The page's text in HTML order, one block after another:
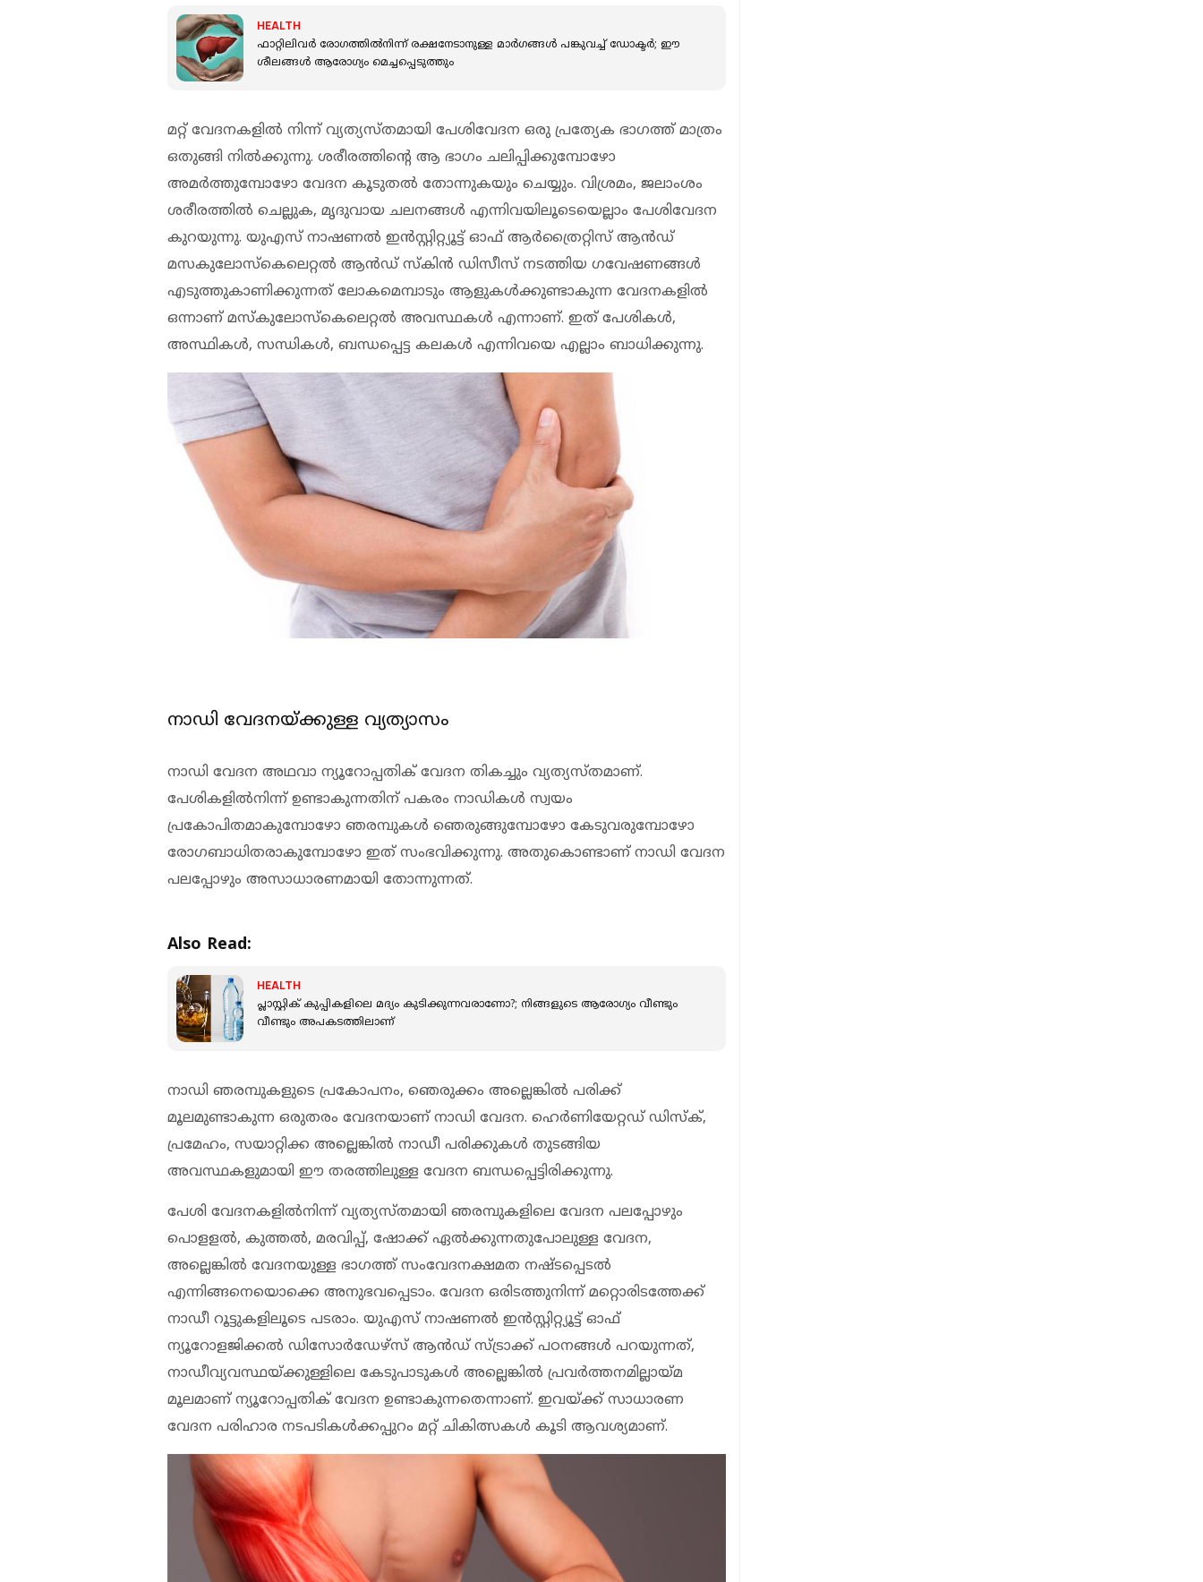
HEALTH
ഫാറ്റിലിവർ രോഗത്തിൽനിന്ന് രക്ഷനേടാനുള്ള മാർഗങ്ങൾ പങ്കുവച്ച് ഡോക്ടർ; ഈ
ശീലങ്ങൾ ആരോഗ്യം മെച്ചപ്പെടുത്തും
മറ്റ് വേദനകളില്‍ നിന്ന് വ്യത്യസ്തമായി പേശിവേദന ഒരു പ്രത്യേക ഭാഗത്ത് മാത്രം
ഒതുങ്ങി നില്‍ക്കുന്നു. ശരീരത്തിന്റെ ആ ഭാഗം ചലിപ്പിക്കുമ്പോഴോ
അമര്‍ത്തുമ്പോഴോ വേദന കൂടുതല്‍ തോന്നുകയും ചെയ്യും. വിശ്രമം, ജലാംശം
ശരീരത്തില്‍ ചെല്ലുക, മൃദുവായ ചലനങ്ങള്‍ എന്നിവയിലൂടെയെല്ലാം പേശിവേദന
കുറയുന്നു. യുഎസ് നാഷണല്‍ ഇന്‍സ്റ്റിറ്റ്യൂട്ട് ഓഫ് ആര്‍ത്രൈറ്റിസ് ആന്‍ഡ്
മസകുലോസ്‌കെലെറ്റല്‍ ആന്‍ഡ് സ്‌കിന്‍ ഡിസീസ് നടത്തിയ ഗവേഷണങ്ങള്‍
എടുത്തുകാണിക്കുന്നത് ലോകമെമ്പാടും ആളുകള്‍ക്കുണ്ടാകുന്ന വേദനകളില്‍
ഒന്നാണ് മസ്‌കുലോസ്‌കെലെറ്റല്‍ അവസ്ഥകള്‍ എന്നാണ്. ഇത് പേശികള്‍,
അസ്ഥികള്‍, സന്ധികള്‍, ബന്ധപ്പെട്ട കലകള്‍ എന്നിവയെ എല്ലാം ബാധിക്കുന്നു.
നാഡി വേദനയ്ക്കുള്ള വ്യത്യാസം
നാഡി വേദന അഥവാ ന്യൂറോപ്പതിക് വേദന തികച്ചും വ്യത്യസ്തമാണ്.
പേശികളില്‍നിന്ന് ഉണ്ടാകുന്നതിന് പകരം നാഡികള്‍ സ്വയം
പ്രകോപിതമാകുമ്പോഴോ ഞരമ്പുകള്‍ ഞെരുങ്ങുമ്പോഴോ കേടുവരുമ്പോഴോ
രോഗബാധിതരാകുമ്പോഴോ ഇത് സംഭവിക്കുന്നു. അതുകൊണ്ടാണ് നാഡി വേദന
പലപ്പോഴും അസാധാരണമായി തോന്നുന്നത്.
Also Read:
HEALTH
പ്ലാസ്റ്റിക് കുപ്പികളിലെ മദ്യം കുടിക്കുന്നവരാണോ?; നിങ്ങളുടെ ആരോഗ്യം വീണ്ടും
വീണ്ടും അപകടത്തിലാണ്
നാഡി ഞരമ്പുകളുടെ പ്രകോപനം, ഞെരുക്കം അല്ലെങ്കില്‍ പരിക്ക്
മൂലമുണ്ടാകുന്ന ഒരുതരം വേദനയാണ് നാഡി വേദന. ഹെര്‍ണിയേറ്റഡ് ഡിസ്‌ക്,
പ്രമേഹം, സയാറ്റിക്ക അല്ലെങ്കില്‍ നാഡീ പരിക്കുകള്‍ തുടങ്ങിയ
അവസ്ഥകളുമായി ഈ തരത്തിലുള്ള വേദന ബന്ധപ്പെട്ടിരിക്കുന്നു.
പേശി വേദനകളില്‍നിന്ന് വ്യത്യസ്തമായി ഞരമ്പുകളിലെ വേദന പലപ്പോഴും
പൊളളല്‍, കുത്തല്‍, മരവിപ്പ്, ഷോക്ക് ഏല്‍ക്കുന്നതുപോലുള്ള വേദന,
അല്ലെങ്കില്‍ വേദനയുള്ള ഭാഗത്ത് സംവേദനക്ഷമത നഷ്ടപ്പെടല്‍
എന്നിങ്ങനെയൊക്കെ അനുഭവപ്പെടാം. വേദന ഒരിടത്തുനിന്ന് മറ്റൊരിടത്തേക്ക്
നാഡീ റൂട്ടുകളിലൂടെ പടരാം. യുഎസ് നാഷണല്‍ ഇന്‍സ്റ്റിറ്റ്യൂട്ട് ഓഫ്
ന്യൂറോളജിക്കല്‍ ഡിസോര്‍ഡേഴ്സ് ആന്‍ഡ് സ്ട്രാക്ക് പഠനങ്ങള്‍ പറയുന്നത്,
നാഡീവ്യവസ്ഥയ്ക്കുള്ളിലെ കേടുപാടുകള്‍ അല്ലെങ്കില്‍ പ്രവര്‍ത്തനമില്ലായ്മ
മൂലമാണ് ന്യൂറോപ്പതിക് വേദന ഉണ്ടാകുന്നതെന്നാണ്. ഇവയ്ക്ക് സാധാരണ
വേദന പരിഹാര നടപടികള്‍ക്കപ്പുറം മറ്റ് ചികിത്സകള്‍ കൂടി ആവശ്യമാണ്.